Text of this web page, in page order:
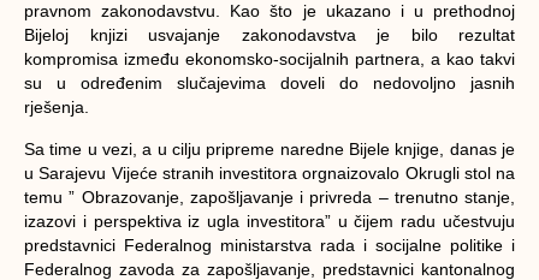
pravnom zakonodavstvu. Kao što je ukazano i u prethodnoj
Bijeloj knjizi usvajanje zakonodavstva je bilo rezultat
kompromisa između ekonomsko-socijalnih partnera, a kao takvi
su u određenim slučajevima doveli do nedovoljno jasnih
rješenja.
Sa time u vezi, a u cilju pripreme naredne Bijele knjige, danas je
u Sarajevu Vijeće stranih investitora orgnaizovalo Okrugli stol na
temu ” Obrazovanje, zapošljavanje i privreda – trenutno stanje,
izazovi i perspektiva iz ugla investitora” u čijem radu učestvuju
predstavnici Federalnog ministarstva rada i socijalne politike i
Federalnog zavoda za zapošljavanje, predstavnici kantonalnog